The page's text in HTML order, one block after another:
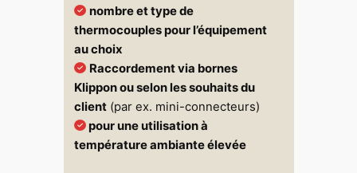
nombre et type de
thermocouples pour l’équipement
au choix
Raccordement via bornes
Klippon ou selon les souhaits du
client (par ex. mini-connecteurs)
pour une utilisation à
température ambiante élevée